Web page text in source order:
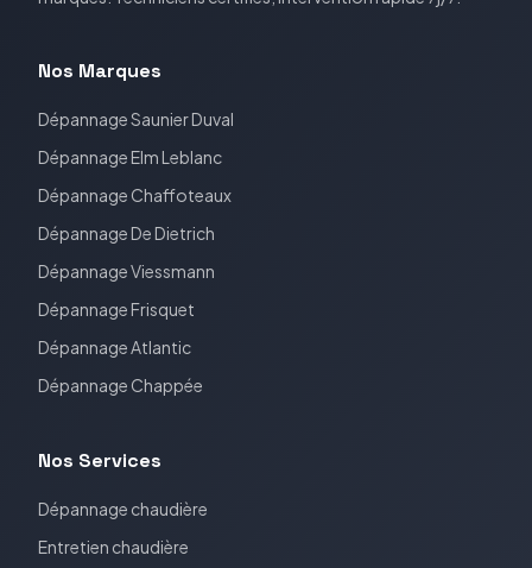
Nos Marques
DépannageSaunier Duval
DépannageElm Leblanc
Dépannage Chaffoteaux
DépannageDe Dietrich
DépannageViessmann
DépannageFrisquet
DépannageAtlantic
Dépannage Chappée
Nos Services
Dépannage chaudière
Entretien chaudière